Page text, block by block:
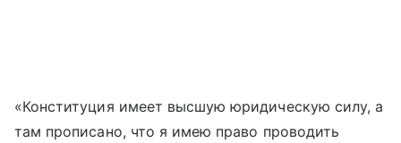
«Конституция имеет высшую юридическую силу, а
там прописано, что я имею право проводить